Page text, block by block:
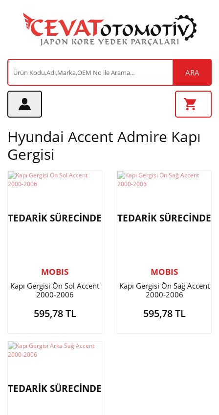
ARA
Hyundai Accent Admire Kapı
Gergisi
TEDARİK SÜRECİNDE
MOBIS
Kapı Gergisi Ön Sol Accent
2000-2006
595,78 TL
TEDARİK SÜRECİNDE
MOBIS
Kapı Gergisi Ön Sağ Accent
2000-2006
595,78 TL
TEDARİK SÜRECİNDE